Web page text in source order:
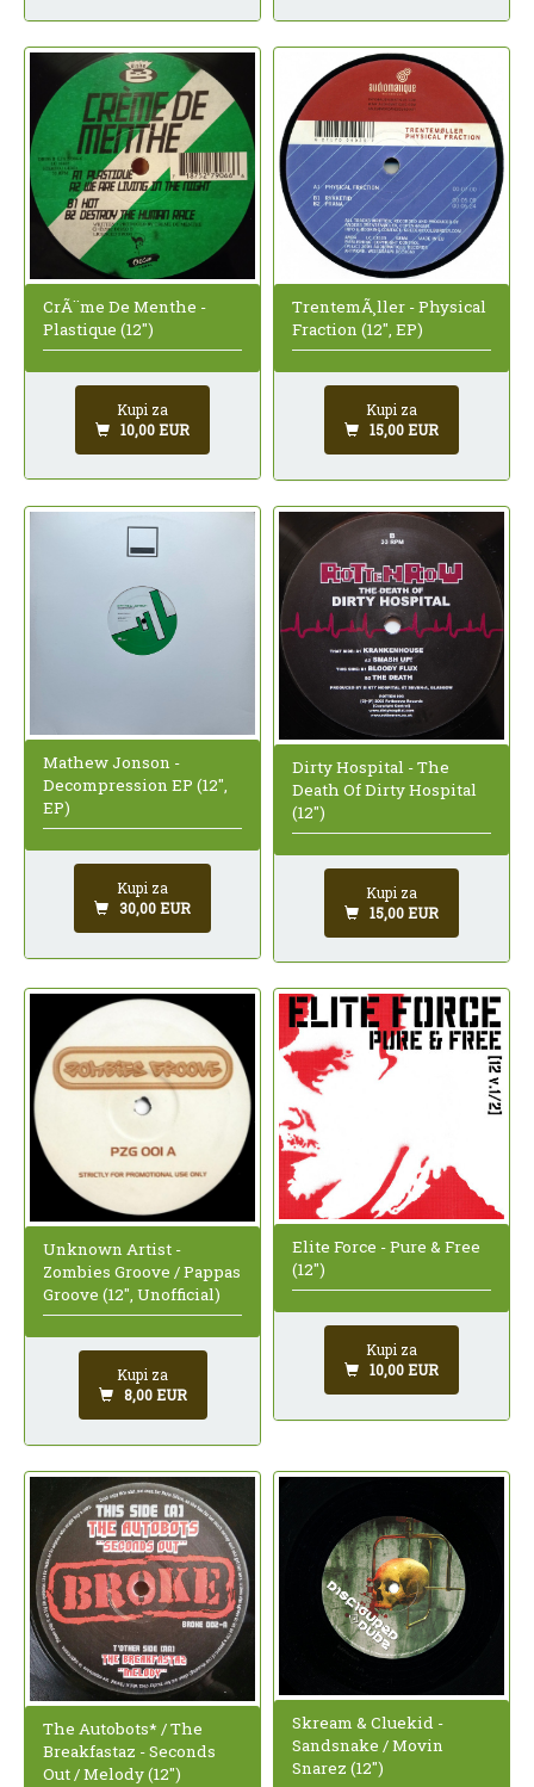
CrÃ¨me De Menthe -
Plastique (12")
Kupi za
10,00 EUR
TrentemÃ¸ller - Physical
Fraction (12", EP)
Kupi za
15,00 EUR
Mathew Jonson -
Decompression EP (12",
EP)
Kupi za
30,00 EUR
Dirty Hospital - The
Death Of Dirty Hospital
(12")
Kupi za
15,00 EUR
Unknown Artist -
Zombies Groove / Pappas
Groove (12", Unofficial)
Kupi za
8,00 EUR
Elite Force - Pure & Free
(12")
Kupi za
10,00 EUR
The Autobots* / The
Breakfastaz - Seconds
Out / Melody (12")
Skream & Cluekid -
Sandsnake / Movin
Snarez (12")